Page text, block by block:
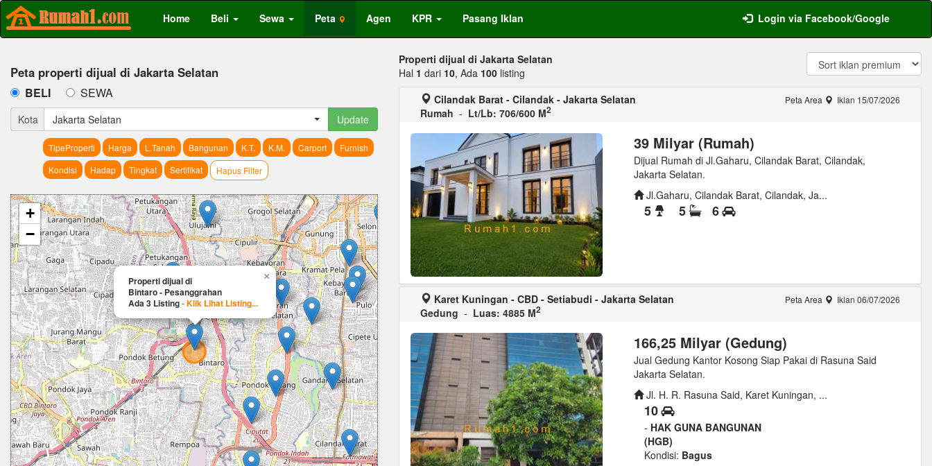
Home Beli Sewa Peta Agen KPR Pasang Iklan Login via Facebook/Google
Peta properti dijual di Jakarta Selatan
BELI SEWA
Kota Jakarta Selatan Update
TipeProperti Harga L.Tanah Bangunan K.T. K.M. Carport
Furnish
Kondisi
Hadap Tingkat Sertifikat Hapus Filter
Properti dijual di
Bintaro - Pesanggrahan
Ada 3 Listing-Klik Lihat Listing...
×
+
−
Properti dijual di Jakarta Selatan
Hal 1 dari 10, Ada 100 listing
Cilandak Barat - Cilandak - Jakarta Selatan
Rumah - Lt/Lb: 706/600 M2
Peta Area Iklan 15/07/2026
39 Milyar (Rumah)
Dijual Rumah di Jl.Gaharu, Cilandak Barat, Cilandak,
Jakarta Selatan.
Jl.Gaharu, Cilandak Barat, Cilandak, Ja...
5 5 6
Karet Kuningan - CBD - Setiabudi - Jakarta Selatan
Gedung - Luas: 4885 M2
Peta Area Iklan 06/07/2026
166,25 Milyar (Gedung)
Jual Gedung Kantor Kosong Siap Pakai di Rasuna Said
Jakarta Selatan.
Jl. H. R. Rasuna Said, Karet Kuningan, ...
10
- HAK GUNA BANGUNAN
(HGB)
Kondisi: Bagus